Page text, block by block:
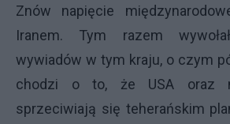
Znów napięcie
Iranem. Tym razem
wywiadów w tym kraju, o czym
chodzi o to, że USA oraz
sprzeciwiają się teherańskim